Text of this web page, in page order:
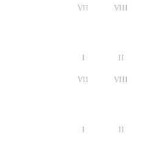
VII VIII
I II
VII VIII
I II